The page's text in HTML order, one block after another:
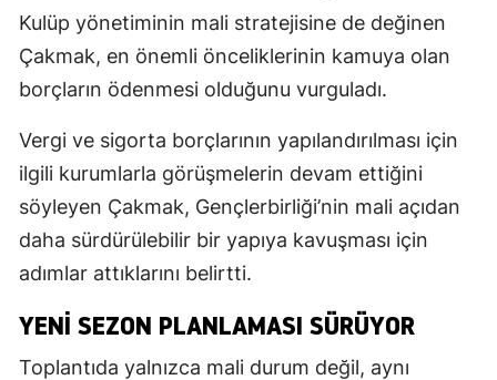
Kulüp yönetiminin mali stratejisine de değinen
Çakmak, en önemli önceliklerinin kamuya olan
borçların ödenmesi olduğunu vurguladı.
Vergi ve sigorta borçlarının yapılandırılması için
ilgili kurumlarla görüşmelerin devam ettiğini
söyleyen Çakmak, Gençlerbirliği’nin mali açıdan
daha sürdürülebilir bir yapıya kavuşması için
adımlar attıklarını belirtti.
YENI SEZON PLANLAMASI SÜRÜYOR
Toplantıda yalnızca mali durum değil, aynı